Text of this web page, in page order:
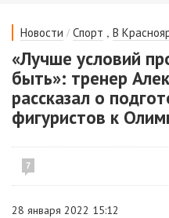
Новости / Спорт , В
«Лучше условий
быть»: тренер
рассказал о
фигуристов к
7
28 января 2022 15:12